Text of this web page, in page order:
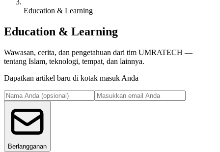
Education & Learning
Education & Learning
Wawasan, cerita, dan pengetahuan dari tim UMRATECH —
tentang Islam, teknologi, tempat, dan lainnya.
Dapatkan artikel baru di kotak masuk Anda
Berlangganan